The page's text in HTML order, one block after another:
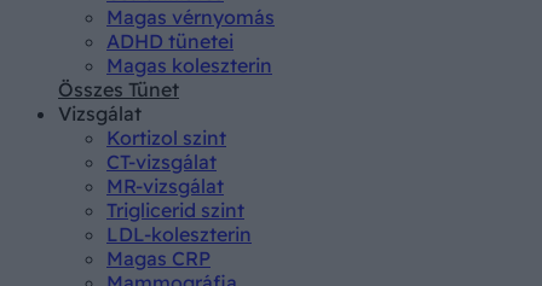
Magas vérnyomás
ADHD tünetei
Magas koleszterin
Összes Tünet
Vizsgálat
Kortizol szint
CT-vizsgálat
MR-vizsgálat
Triglicerid szint
LDL-koleszterin
Magas CRP